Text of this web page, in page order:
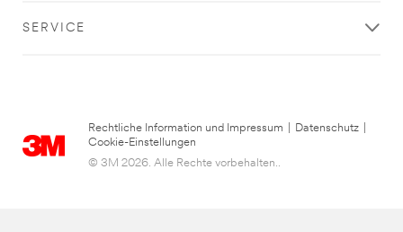
SERVICE
Rechtliche Information und Impressum Datenschutz
Cookie-Einstellungen
© 3M 2026. Alle Rechte vorbehalten..